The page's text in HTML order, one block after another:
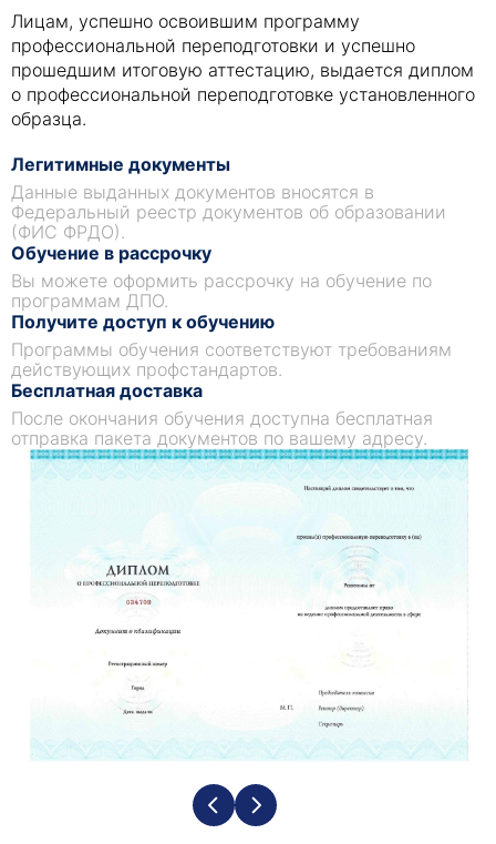
Лицам, успешно освоившим программу
профессиональной переподготовки и успешно
прошедшим итоговую аттестацию, выдается диплом
о профессиональной переподготовке установленного
образца.
Легитимные документы
Данные выданных документов вносятся в
Федеральный реестр документов об образовании
(ФИС ФРДО).
Обучение в рассрочку
Вы можете оформить рассрочку на обучение по
программам ДПО.
Получите доступ к обучению
Программы обучения соответствуют требованиям
действующих профстандартов.
Бесплатная доставка
После окончания обучения доступна бесплатная
отправка пакета документов по вашему адресу.